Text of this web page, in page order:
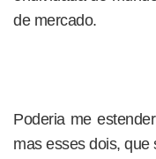
de mercado.
Poderia me
mas esses dois,